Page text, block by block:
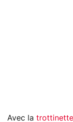
Avec la trottinette